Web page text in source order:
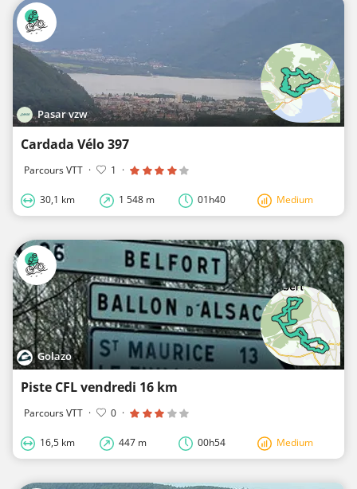
Pasar vzw
Cardada Vélo 397
Parcours VTT · 1 ·
30,1 km 1 548 m 01h40 Medium
Golazo
Piste CFL vendredi 16 km
Parcours VTT · 0 ·
16,5 km 447 m 00h54 Medium